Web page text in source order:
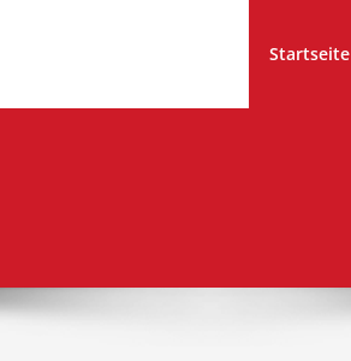
Startseite